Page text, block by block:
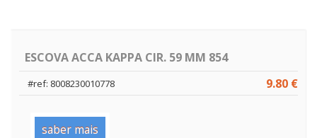
ESCOVA ACCA KAPPA CIR. 59 MM 854
9.80 €
#ref: 8008230010778
saber mais